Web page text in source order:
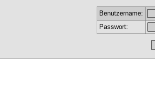
Benutzername:
Passwort: